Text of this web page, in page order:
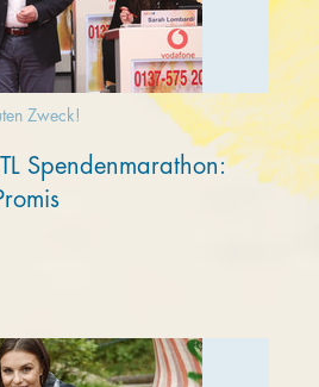
Zweck!
Spendenmarathon: